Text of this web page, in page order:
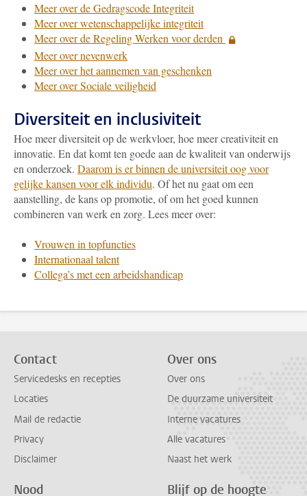
Meer over de Gedragscode Integriteit
Meer over wetenschappelijke integriteit
Meer over de Regeling Werken voor derden
Meer over nevenwerk
Meer over het aannemen van geschenken
Meer over Sociale veiligheid
Diversiteit en inclusiviteit
Hoe meer diversiteit op de werkvloer, hoe meer creativiteit en
innovatie. En dat komt ten goede aan de kwaliteit van onderwijs
en onderzoek. Daarom is er binnen de universiteit oog voor
gelijke kansen voor elk individu. Of het nu gaat om een
aanstelling, de kans op promotie, of om het goed kunnen
combineren van werk en zorg. Lees meer over:
Vrouwen in topfuncties
Internationaal talent
Collega’s met een arbeidshandicap
Contact
Servicedesks en recepties
Locaties
Mail de redactie
Privacy
Disclaimer
Over ons
Over ons
De duurzame universiteit
Interne vacatures
Alle vacatures
Naast het werk
Nood Blijf op de hoogte